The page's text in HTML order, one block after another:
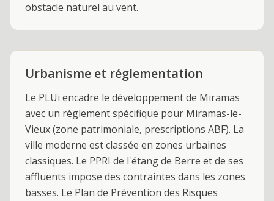
obstacle naturel au vent.
Urbanisme et réglementation
Le PLUi encadre le développement de Miramas
avec un règlement spécifique pour Miramas-le-
Vieux (zone patrimoniale, prescriptions ABF). La
ville moderne est classée en zones urbaines
classiques. Le PPRI de l'étang de Berre et de ses
affluents impose des contraintes dans les zones
basses. Le Plan de Prévention des Risques